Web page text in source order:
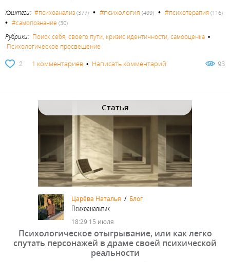
Хэштеги: #психоанализ (377) • #психология (499) • #психотерапия (116)
• #самопознание (30)
Рубрики: Поиск себя, своего пути, кризис идентичности, самооценка •
Психологическое просвещение
2 1 комментариев • Написать комментарий 93
Статья
Царёва Наталья / Блог
Психоаналитик
18:29 15 июля
Психологическое отыгрывание, или как легко
спутать персонажей в драме своей психической
реальности